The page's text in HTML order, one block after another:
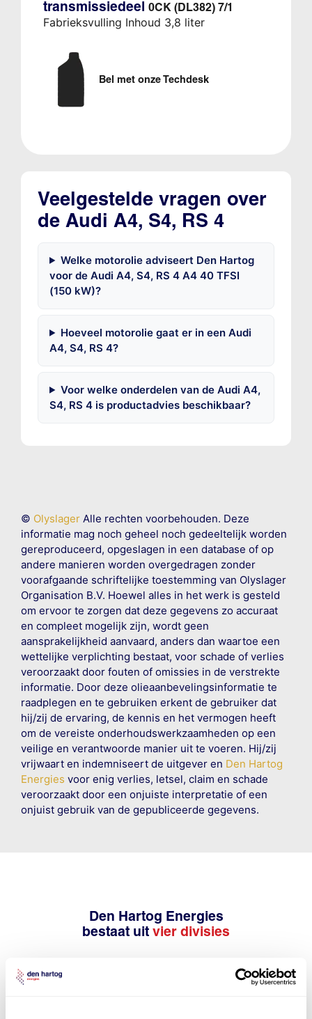
transmissiedeel 0CK (DL382) 7/1
Fabrieksvulling Inhoud 3,8 liter
Bel met onze Techdesk
Veelgestelde vragen over
de Audi A4, S4, RS 4
Welke motorolie adviseert Den Hartog
voor de Audi A4, S4, RS 4 A4 40 TFSI
(150 kW)?
Hoeveel motorolie gaat er in een Audi
A4, S4, RS 4?
Voor welke onderdelen van de Audi A4,
S4, RS 4 is productadvies beschikbaar?
© OlyslagerAlle rechten voorbehouden. Deze
informatie mag noch geheel noch gedeeltelijk worden
gereproduceerd, opgeslagen in een database of op
andere manieren worden overgedragen zonder
voorafgaande schriftelijke toestemming van Olyslager
Organisation B.V. Hoewel alles in het werk is gesteld
om ervoor te zorgen dat deze gegevens zo accuraat
en compleet mogelijk zijn, wordt geen
aansprakelijkheid aanvaard, anders dan waartoe een
wettelijke verplichting bestaat, voor schade of verlies
veroorzaakt door fouten of omissies in de verstrekte
informatie. Door deze olieaanbevelingsinformatie te
raadplegen en te gebruiken erkent de gebruiker dat
hij/zij de ervaring, de kennis en het vermogen heeft
om de vereiste onderhoudswerkzaamheden op een
veilige en verantwoorde manier uit te voeren. Hij/zij
vrijwaart en indemniseert de uitgever en Den Hartog
Energies voor enig verlies, letsel, claim en schade
veroorzaakt door een onjuiste interpretatie of een
onjuist gebruik van de gepubliceerde gegevens.
Den Hartog Energies
bestaat uit vier divisies